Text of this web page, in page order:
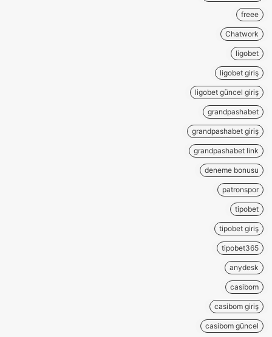
freee
Chatwork
ligobet
ligobet giriş
ligobet güncel giriş
grandpashabet
grandpashabet giriş
grandpashabet link
deneme bonusu
patronspor
tipobet
tipobet giriş
tipobet365
anydesk
casibom
casibom giriş
casibom güncel